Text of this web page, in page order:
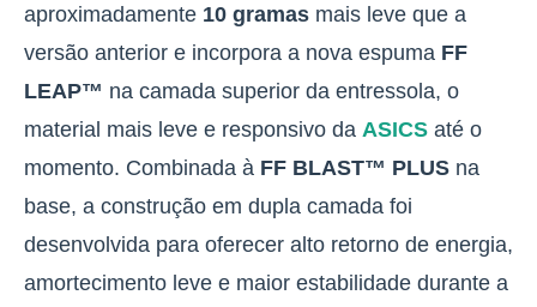
aproximadamente 10 gramas mais leve que a
versão anterior e incorpora a nova espuma FF
LEAP™ na camada superior da entressola, o
material mais leve e responsivo da ASICS até o
momento. Combinada à FF BLAST™ PLUS na
base, a construção em dupla camada foi
desenvolvida para oferecer alto retorno de energia,
amortecimento leve e maior estabilidade durante a